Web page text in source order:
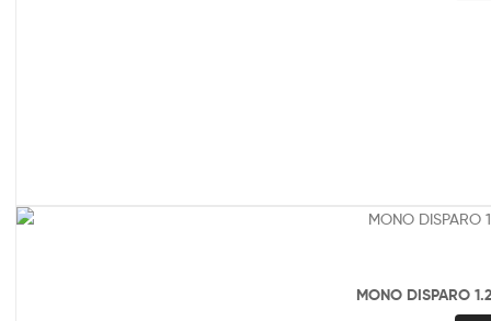
MONO DISPARO